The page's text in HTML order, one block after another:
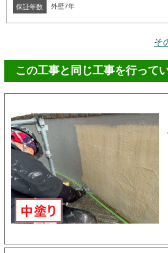
保証年数 外壁7年
そ
この工事と同じ工事を行って